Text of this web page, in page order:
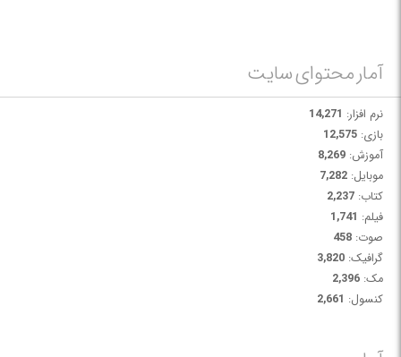
آمار محتوای سایت
نرم افزار: 14,271
بازی: 12,575
آموزش: 8,269
موبایل: 7,282
کتاب: 2,237
فیلم: 1,741
صوت: 458
گرافیک: 3,820
مک: 2,396
کنسول: 2,661